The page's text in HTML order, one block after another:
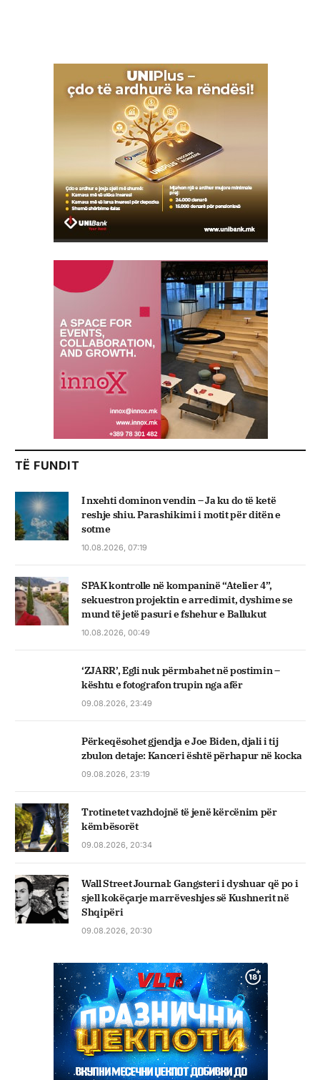
TË FUNDIT
I nxehti dominon vendin – Ja ku do të ketë
reshje shiu. Parashikimi i motit për ditën e
sotme
10.08.2026, 07:19
SPAK kontrolle në kompaninë “Atelier 4”,
sekuestron projektin e arredimit, dyshime se
mund të jetë pasuri e fshehur e Ballukut
10.08.2026, 00:49
‘ZJARR’, Egli nuk përmbahet në postimin –
kështu e fotografon trupin nga afër
09.08.2026, 23:49
Përkeqësohet gjendja e Joe Biden, djali i tij
zbulon detaje: Kanceri është përhapur në kocka
09.08.2026, 23:19
Trotinetet vazhdojnë të jenë kërcënim për
këmbësorët
09.08.2026, 20:34
Wall Street Journal: Gangsteri i dyshuar që po i
sjell kokëçarje marrëveshjes së Kushnerit në
Shqipëri
09.08.2026, 20:30